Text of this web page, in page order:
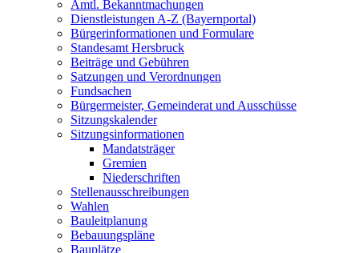
Amtl. Bekanntmachungen
Dienstleistungen A-Z (Bayernportal)
Bürgerinformationen und Formulare
Standesamt Hersbruck
Beiträge und Gebühren
Satzungen und Verordnungen
Fundsachen
Bürgermeister, Gemeinderat und Ausschüsse
Sitzungskalender
Sitzungsinformationen
Mandatsträger
Gremien
Niederschriften
Stellenausschreibungen
Wahlen
Bauleitplanung
Bebauungspläne
Bauplätze